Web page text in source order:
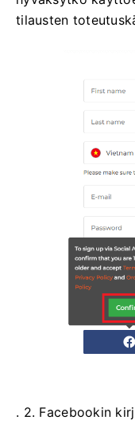
tilausten
. 2. Facebookin